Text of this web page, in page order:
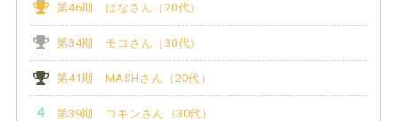
第46期 はなさん（20代）
第34期 モコさん（30代）
第41期 MASHさん（20代）
第39期 コキンさん（30代）